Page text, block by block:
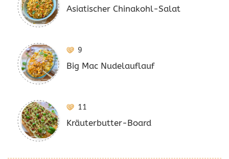
Asiatischer Chinakohl-Salat
9
Big Mac Nudelauflauf
11
Kräuterbutter-Board